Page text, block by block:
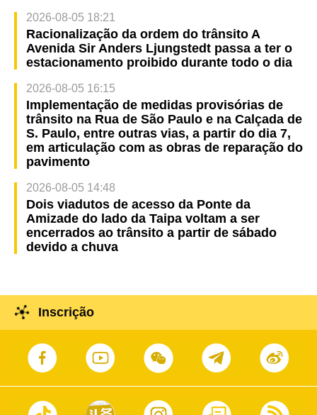
2026-08-05 18:21
Racionalização da ordem do trânsito A
Avenida Sir Anders Ljungstedt passa a ter o
estacionamento proibido durante todo o dia
2026-08-05 16:15
Implementação de medidas provisórias de
trânsito na Rua de São Paulo e na Calçada de
S. Paulo, entre outras vias, a partir do dia 7,
em articulação com as obras de reparação do
pavimento
2026-08-05 14:48
Dois viadutos de acesso da Ponte da
Amizade do lado da Taipa voltam a ser
encerrados ao trânsito a partir de sábado
devido a chuva
Inscrição